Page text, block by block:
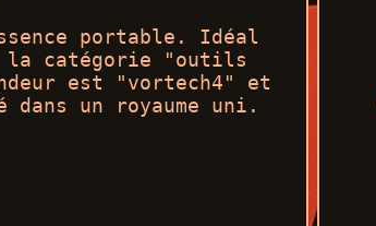
portable. Idéal
la catégorie "outils
est "vortech4" et
un royaume uni.